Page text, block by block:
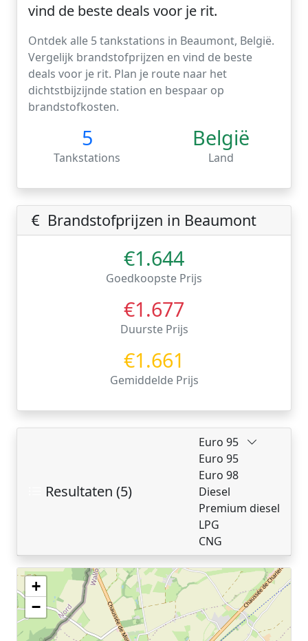
vind de beste deals voor je rit.
Ontdek alle 5 tankstations in Beaumont, België.
Vergelijk brandstofprijzen en vind de beste
deals voor je rit. Plan je route naar het
dichtstbijzijnde station en bespaar op
brandstofkosten.
5
Tankstations
België
Land
Brandstofprijzen in Beaumont
€1.644
Goedkoopste Prijs
€1.677
Duurste Prijs
€1.661
Gemiddelde Prijs
Resultaten (5)
Euro 95
Euro 95
Euro 98
Diesel
Premium diesel
LPG
CNG
Geen tankstations met locatiegegevens gevonden.
De kaart kan niet worden weergegeven zonder GPS coördinaten.
+
−